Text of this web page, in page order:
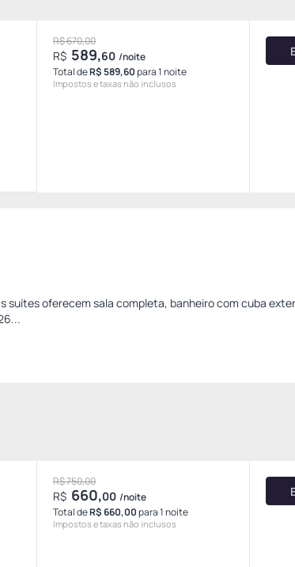
R$ 670,00
R$ 589,60 /noite
Total deR$ 589,60para 1 noite
Impostos e taxas não inclusos
suítes oferecem sala completa, banheiro com cuba
R$ 750,00
R$ 660,00 /noite
Total deR$ 660,00para 1 noite
Impostos e taxas não inclusos